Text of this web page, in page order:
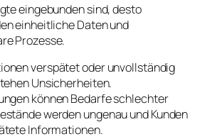
eingebunden sind, desto
einheitliche Daten und
Prozesse.
verspätet oder unvollständig
Unsicherheiten.
können Bedarfe schlechter
werden ungenau und Kunden
Informationen.